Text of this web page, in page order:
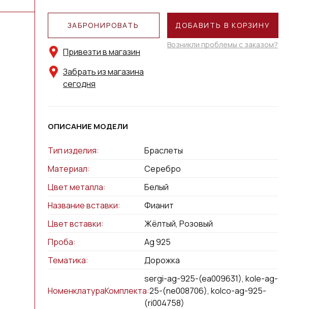
ЗАБРОНИРОВАТЬ
Привезти в магазин
Забрать из магазина
сегодня
ДОБАВИТЬ В КОРЗИНУ
Возникли проблемы с заказом?
ОПИСАНИЕ МОДЕЛИ
Тип изделия:
Браслеты
Материал:
Серебро
Цвет металла:
Белый
Название вставки:
Фианит
Цвет вставки:
Жёлтый, Розовый
Проба:
Ag 925
Тематика:
Дорожка
НоменклатураКомплекта:
sergi-ag-925-(ea009631), kole-ag-
925-(ne008706), kolco-ag-925-
(ri004758)